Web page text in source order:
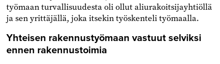
työmaan turvallisuudesta oli ollut aliurakoitsijayhtiöllä
ja sen yrittäjällä, joka itsekin työskenteli työmaalla.
Yhteisen rakennustyömaan vastuut selviksi
ennen rakennustoimia